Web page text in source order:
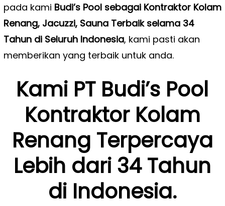
pada kami Budi’s Pool sebagai Kontraktor Kolam
Renang, Jacuzzi, Sauna Terbaik selama 34
Tahun di Seluruh Indonesia, kami pasti akan
memberikan yang terbaik untuk anda.
Kami PT Budi’s Pool
Kontraktor Kolam
Renang Terpercaya
Lebih dari 34 Tahun
di Indonesia.